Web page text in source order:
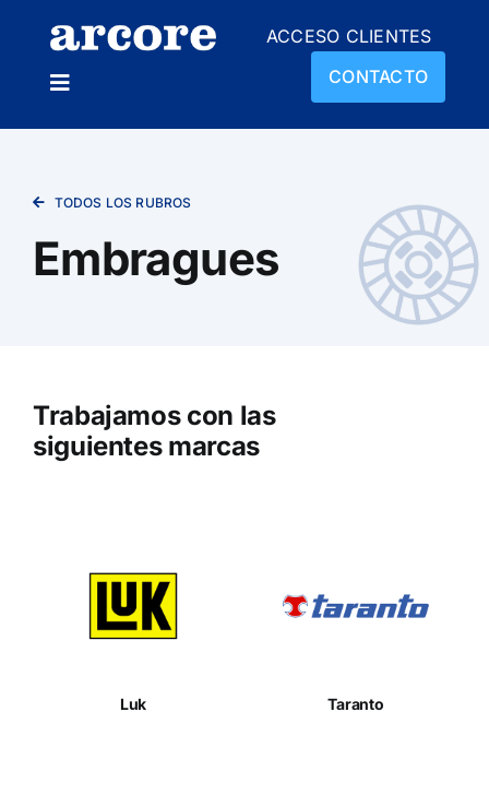
content
Toggle
PRODUCTOS
SUCURSALES
ACCESO CLIENTES
CONTACTO
TODOS LOS RUBROS
Embragues
Trabajamos con las
siguientes marcas
Luk Taranto